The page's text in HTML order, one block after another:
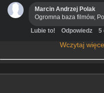
Marcin Andrzej Polak
Ogromna baza filmów,
Lubie to! Odpowiedz 5
Wczytaj